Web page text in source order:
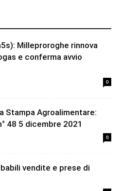
Milleproroghe rinnova
e conferma avvio
0
Stampa Agroalimentare:
48 5 dicembre 2021
0
vendite e prese di